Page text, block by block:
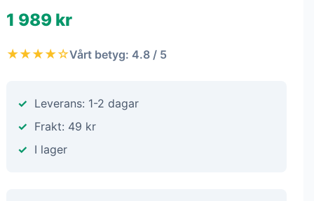
1 989 kr
★★★★☆Vårt betyg: 4.8 / 5
Leverans: 1-2 dagar
Frakt: 49 kr
I lager